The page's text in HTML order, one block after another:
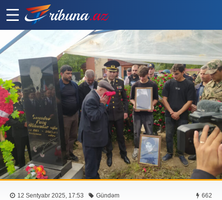
12 Sentyabr 2025, 17:53 Gündəm 662